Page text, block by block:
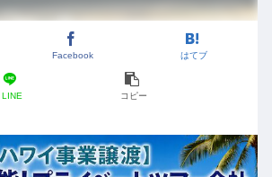
Facebook はてブ
LINE コピー